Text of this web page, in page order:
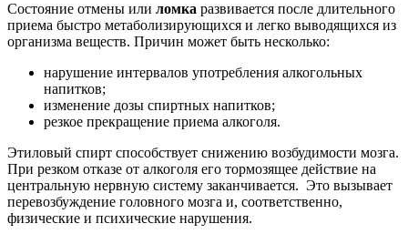
Состояние отмены или ломка развивается после длительного
приема быстро метаболизирующихся и легко выводящихся из
организма веществ. Причин может быть несколько:
нарушение интервалов употребления алкогольных
напитков;
изменение дозы спиртных напитков;
резкое прекращение приема алкоголя.
Этиловый спирт способствует снижению возбудимости мозга.
При резком отказе от алкоголя его тормозящее действие на
центральную нервную систему заканчивается. Это вызывает
перевозбуждение головного мозга и, соответственно,
физические и психические нарушения.